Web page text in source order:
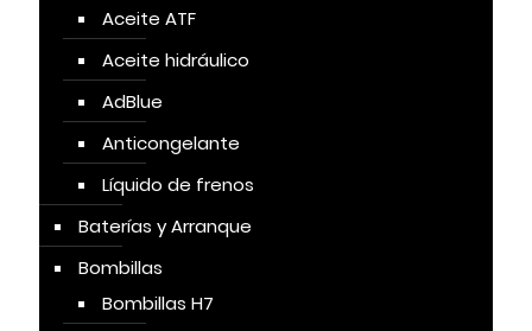
Aceite ATF
Aceite hidráulico
AdBlue
Anticongelante
Líquido de frenos
Baterías y Arranque
Bombillas
Bombillas H7